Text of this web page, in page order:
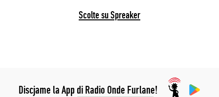
Scolte su Spreaker
Discjame la App di Radio Onde Furlane!